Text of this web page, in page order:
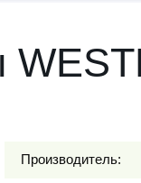
Производитель: